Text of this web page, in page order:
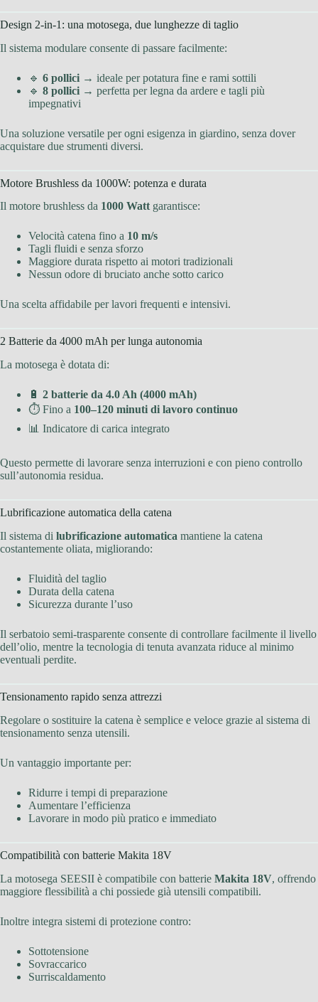
Design 2-in-1: una motosega, due lunghezze di taglio
Il sistema modulare consente di passare facilmente:
🔹 6 pollici → ideale per potatura fine e rami sottili
🔹 8 pollici → perfetta per legna da ardere e tagli più
impegnativi
Una soluzione versatile per ogni esigenza in giardino, senza dover
acquistare due strumenti diversi.
Motore Brushless da 1000W: potenza e durata
Il motore brushless da 1000 Wattgarantisce:
Velocità catena fino a 10 m/s
Tagli fluidi e senza sforzo
Maggiore durata rispetto ai motori tradizionali
Nessun odore di bruciato anche sotto carico
Una scelta affidabile per lavori frequenti e intensivi.
2 Batterie da 4000 mAh per lunga autonomia
La motosega è dotata di:
🔋 2 batterie da 4.0 Ah (4000 mAh)
⏱ Fino a 100–120 minuti di lavoro continuo
📊 Indicatore di carica integrato
Questo permette di lavorare senza interruzioni e con pieno controllo
sull’autonomia residua.
Lubrificazione automatica della catena
Il sistema di lubrificazione automatica mantiene la catena
costantemente oliata, migliorando:
Fluidità del taglio
Durata della catena
Sicurezza durante l’uso
Il serbatoio semi-trasparente consente di controllare facilmente il livello
dell’olio, mentre la tecnologia di tenuta avanzata riduce al minimo
eventuali perdite.
Tensionamento rapido senza attrezzi
Regolare o sostituire la catena è semplice e veloce grazie al sistema di
tensionamento senza utensili.
Un vantaggio importante per:
Ridurre i tempi di preparazione
Aumentare l’efficienza
Lavorare in modo più pratico e immediato
Compatibilità con batterie Makita 18V
La motosega SEESII è compatibile con batterie Makita 18V, offrendo
maggiore flessibilità a chi possiede già utensili compatibili.
Inoltre integra sistemi di protezione contro:
Sottotensione
Sovraccarico
Surriscaldamento